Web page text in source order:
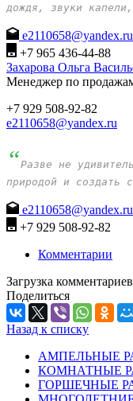
дождя, звуки
e2110658@yandex.ru
+7 965 436-44-88
Захарова Ольга
Менеджер по
+7 929 508-92-82
e2110658@yandex.ru
“Разве не
природой и создать
e2110658@yandex.ru
+7 929 508-92-82
Комментарии
Загрузка
Поделиться
Назад к списку
АМПЕЛЬНЫЕ
КОМНАТНЫЕ
ГОРШЕЧНЫЕ